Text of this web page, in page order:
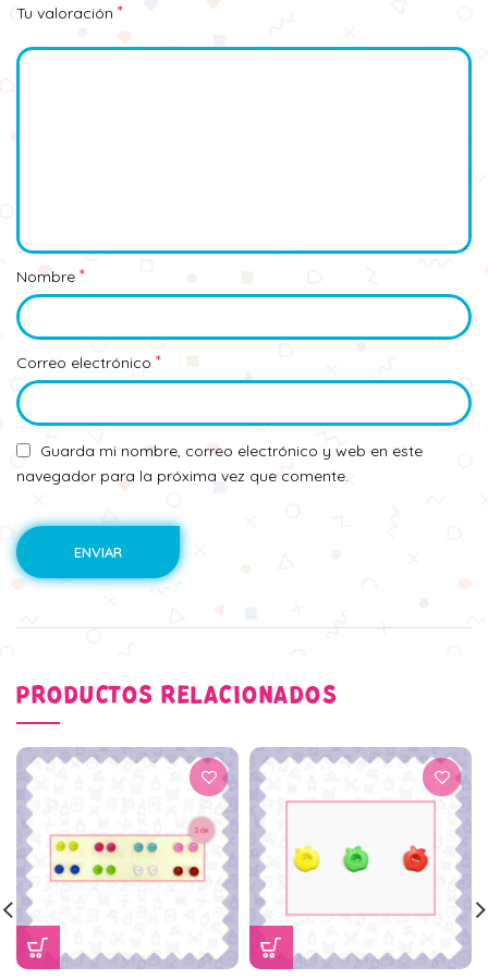
Tu valoración *
Nombre *
Correo electrónico *
Guarda mi nombre, correo electrónico y web en este
navegador para la próxima vez que comente.
PRODUCTOS RELACIONADOS